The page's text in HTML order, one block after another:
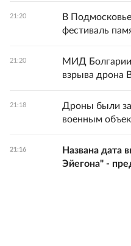
21:20
В
фестиваль
21:20
МИД Болгарии
взрыва дрона
21:18
Дроны были
военным
21:16
Названа дата
Эйегона" -